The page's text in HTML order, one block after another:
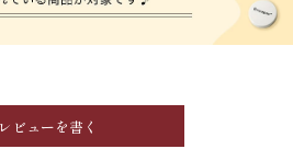
レビューを書く